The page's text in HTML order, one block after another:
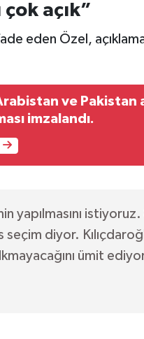
açık”
eden Özel,
ve Pakistan
imzalandı.
yapılmasını istiyoruz.
diyor.
ümit